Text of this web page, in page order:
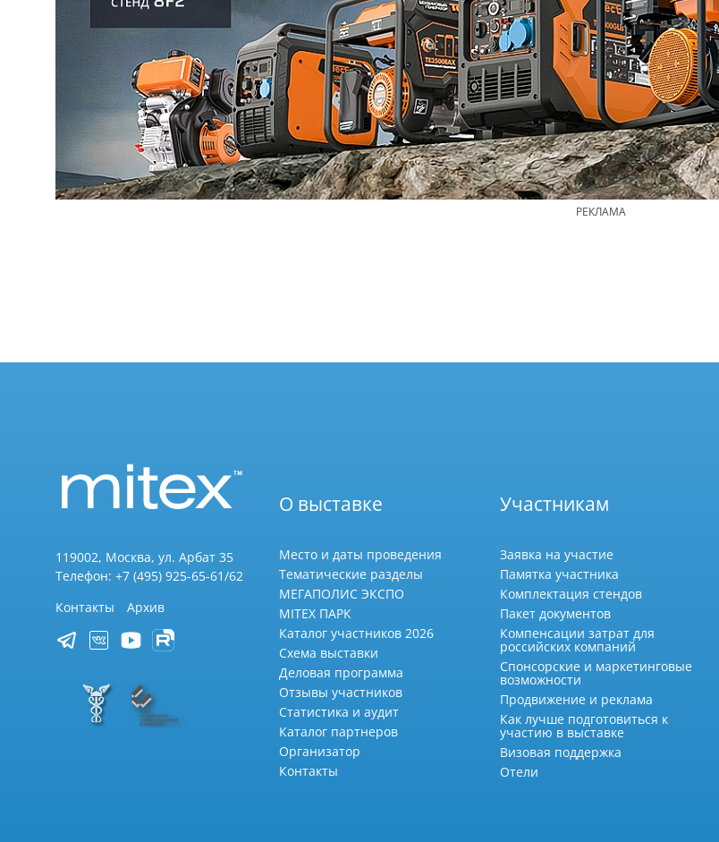
РЕКЛАМА
119002, Москва, ул. Арбат 35
Телефон: +7 (495) 925-65-61/62
Контакты
Архив
О выставке
Место и даты проведения
Тематические разделы
МЕГАПОЛИС ЭКСПО
MITEX ПАРК
Каталог участников 2026
Схема выставки
Деловая программа
Отзывы участников
Статистика и аудит
Каталог партнеров
Организатор
Контакты
Участникам
Заявка на участие
Памятка участника
Комплектация стендов
Пакет документов
Компенсации затрат для
российских компаний
Спонсорские и маркетинговые
возможности
Продвижение и реклама
Как лучше подготовиться к
участию в выставке
Визовая поддержка
Отели